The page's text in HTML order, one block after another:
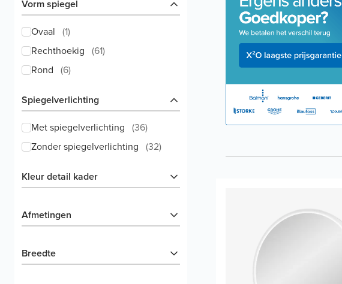
Vorm spiegel
Ovaal (1)
Rechthoekig (61)
Rond (6)
Spiegelverlichting
Met spiegelverlichting (36)
Zonder spiegelverlichting (32)
Kleur detail kader
Afmetingen
Breedte